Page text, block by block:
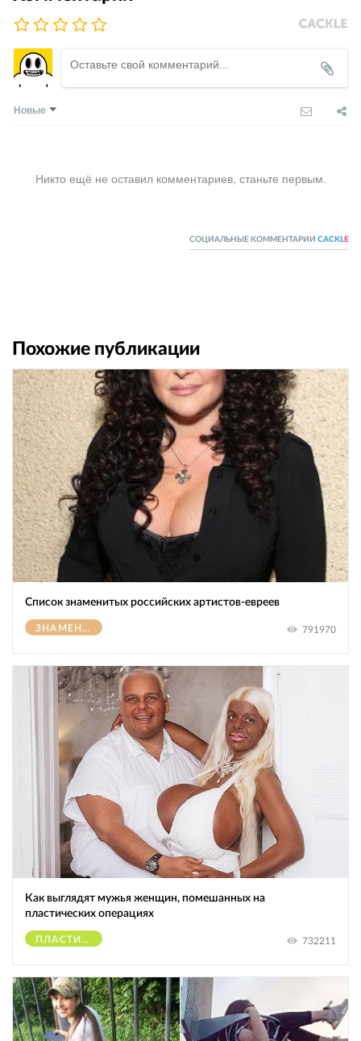
Новые
Никто ещё не оставил комментариев, станьте первым.
СОЦИАЛЬНЫЕ КОММЕНТАРИИ CACKL E
Похожие публикации
Список знаменитых российских артистов-евреев
ЗНАМЕНИТОСТИ 791970
Как выглядят мужья женщин, помешанных на
пластических операциях
ПЛАСТИЧЕСКИЕ ОПЕРАЦИИ 732211